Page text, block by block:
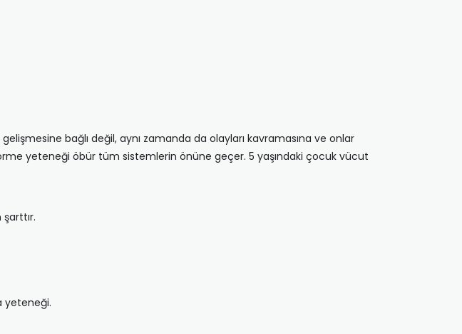
bağlı değil, aynı zamanda da olayları kavramasına ve onlar
yeteneği öbür tüm sistemlerin önüne geçer. 5 yaşındaki çocuk vücut
yeteneği.